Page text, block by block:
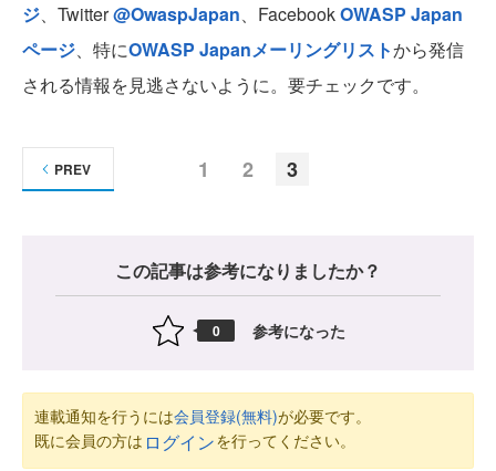
ジ、Twitter@OwaspJapan、FacebookOWASP Japan
ページ、特にOWASP Japanメーリングリストから発信
される情報を見逃さないように。要チェックです。
1 2 3
PREV
この記事は参考になりましたか？
0 参考になった
連載通知を行うには会員登録(無料)が必要です。
既に会員の方は ログインを行ってください。